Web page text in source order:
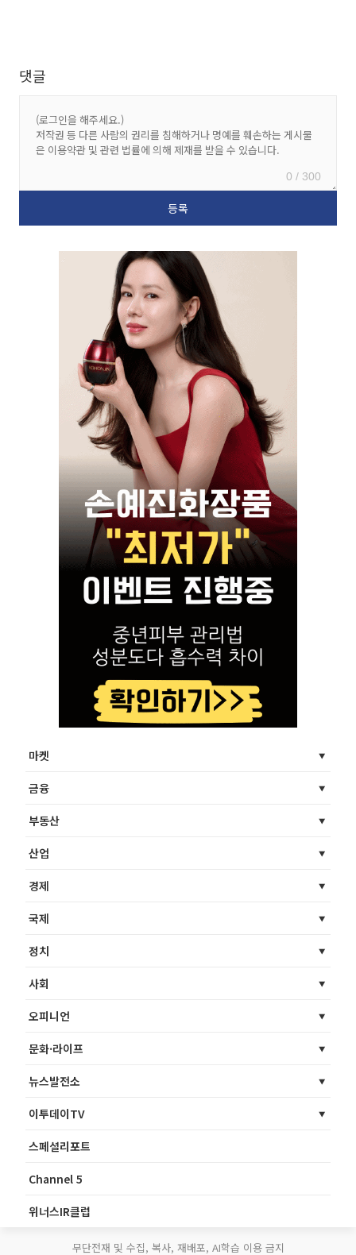
댓글
0 / 300
마켓
금융
부동산
산업
경제
국제
정치
사회
오피니언
문화·라이프
뉴스발전소
이투데이TV
스페셜리포트
Channel 5
위너스IR클럽
무단전재 및 수집, 복사, 재배포, AI학습 이용 금지